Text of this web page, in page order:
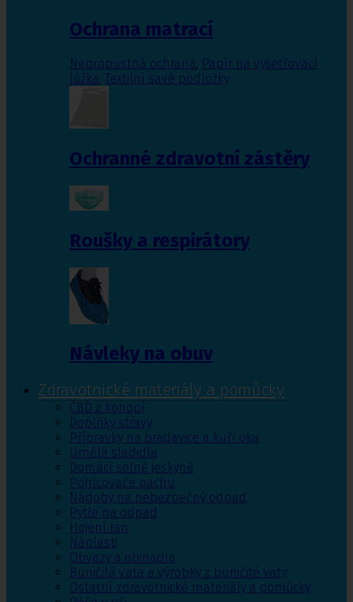
Ochrana matrací
Nepropustná ochrana, Papír na vyšetřovací
lůžka, Textilní savé podložky
Ochranné zdravotní zástěry
Roušky a respirátory
Návleky na obuv
Zdravotnické materiály a pomůcky
CBD z konopí
Doplňky stravy
Přípravky na bradavice a kuří oka
Umělá sladidla
Domácí solné jeskyně
Pohlcovače pachu
Nádoby na nebezpečný odpad
Pytle na odpad
Hojení ran
Náplasti
Obvazy a obinadla
Buničitá vata a výrobky z buničité vaty
Ostatní zdravotnické materiály a pomůcky